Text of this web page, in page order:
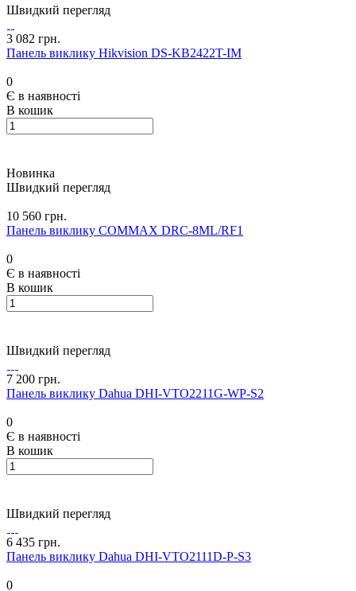
Швидкий перегляд
3 082 грн.
Панель виклику Hikvision DS-KB2422T-IM
0
Є в наявності
В кошик
Новинка
Швидкий перегляд
10 560 грн.
Панель виклику COMMAX DRC-8ML/RF1
0
Є в наявності
В кошик
Швидкий перегляд
7 200 грн.
Панель виклику Dahua DHI-VTO2211G-WP-S2
0
Є в наявності
В кошик
Швидкий перегляд
6 435 грн.
Панель виклику Dahua DHI-VTO2111D-P-S3
0